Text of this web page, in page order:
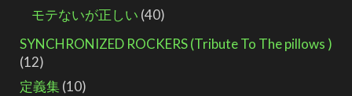
モテないが正しい (40)
SYNCHRONIZED ROCKERS (Tribute To The pillows )
(12)
定義集(10)